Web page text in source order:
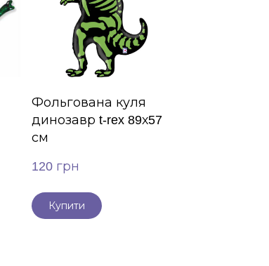
Фольгована куля
динозавр t-rex 89х57
см
120 грн
Купити